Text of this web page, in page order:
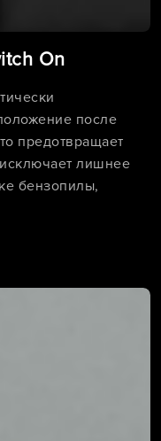
On
после
предотвращает
лишнее
бензопилы,